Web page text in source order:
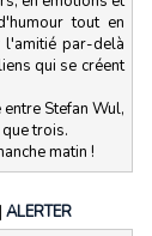
tout en
l'amitié par-delà
qui se créent
Stefan Wul,
trois.
matin !
| ALERTER